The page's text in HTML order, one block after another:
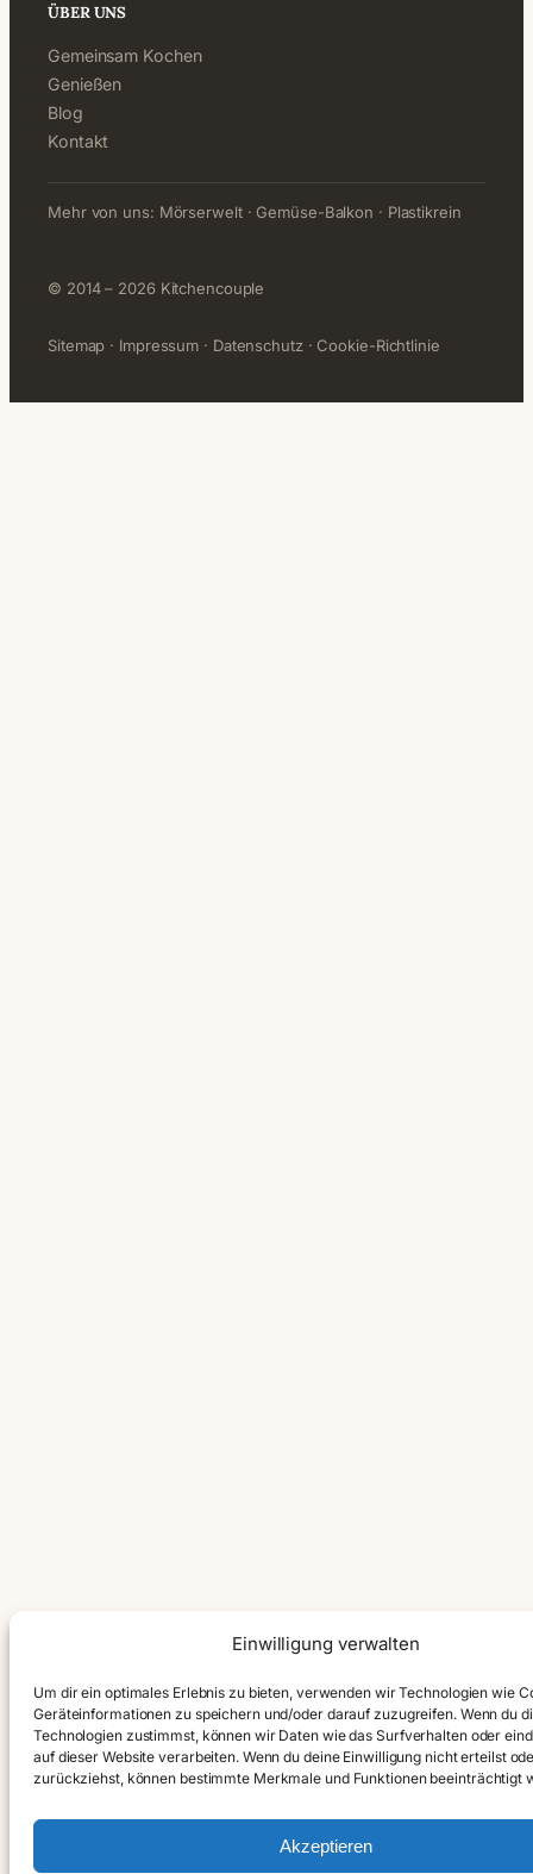
Einwilligung verwalten
Um dir ein optimales Erlebnis zu bieten, verwenden wir Technologien wie
Geräteinformationen zu speichern und/oder darauf zuzugreifen. Wenn du
Technologien zustimmst, können wir Daten wie das Surfverhalten oder
auf dieser Website verarbeiten. Wenn du deine Einwilligung nicht erteilst
zurückziehst, können bestimmte Merkmale und Funktionen beeinträchtigt
Akzeptieren
ÜBER UNS
Gemeinsam Kochen
Genießen
Blog
Kontakt
Mehr von uns: Mörserwelt· Gemüse-Balkon · Plastikrein
© 2014 – 2026 Kitchencouple
Sitemap · Impressum · Datenschutz· Cookie-Richtlinie